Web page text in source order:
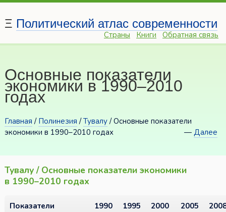
Ξ Политический атлас современности
Страны Книги Обратная связь
Основные показатели
экономики в 1990–2010
годах
Главная / Полинезия /Тувалу/ Основные показатели
экономики в 1990–2010 годах
—Далее
Тувалу / Основные показатели экономики
в 1990–2010 годах
Показатели 1990 1995 2000 2005